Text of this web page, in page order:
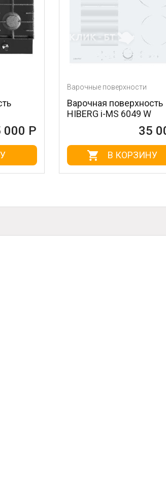
Варочные поверхности
Варочная поверхность
HIBERG i-MS 6049 W
35 000 Р
В КОРЗИНУ